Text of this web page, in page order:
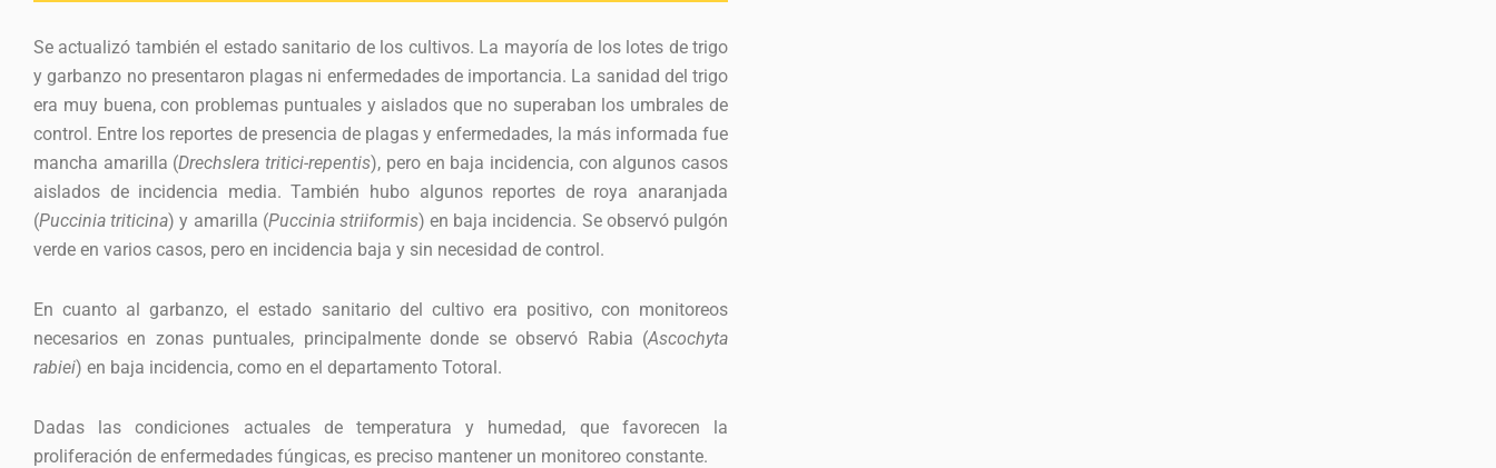
Se actualizó también el estado sanitario de los cultivos. La mayoría de los lotes de trigo
y garbanzo no presentaron plagas ni enfermedades de importancia. La sanidad del trigo
era muy buena, con problemas puntuales y aislados que no superaban los umbrales de
control. Entre los reportes de presencia de plagas y enfermedades, la más informada fue
mancha amarilla (Drechslera tritici-repentis), pero en baja incidencia, con algunos casos
aislados de incidencia media. También hubo algunos reportes de roya anaranjada
(Puccinia triticina) y amarilla (Puccinia striiformis) en baja incidencia. Se observó pulgón
verde en varios casos, pero en incidencia baja y sin necesidad de control.
En cuanto al garbanzo, el estado sanitario del cultivo era positivo, con monitoreos
necesarios en zonas puntuales, principalmente donde se observó Rabia (Ascochyta
rabiei) en baja incidencia, como en el departamento Totoral.
Dadas las condiciones actuales de temperatura y humedad, que favorecen la
proliferación de enfermedades fúngicas, es preciso mantener un monitoreo constante.